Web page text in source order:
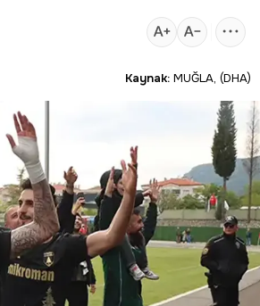
Kaynak: MUĞLA, (DHA)